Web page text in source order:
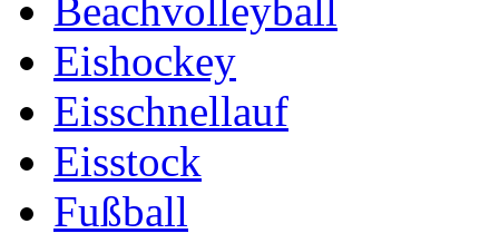
Beachvolleyball
Eishockey
Eisschnellauf
Eisstock
Fußball